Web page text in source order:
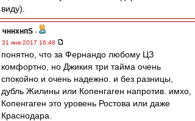
виду).
чннхнпS -
31 янв 2017 16:48
понятно, что за Фернандо любому ЦЗ
комфортно, но Джикия три тайма очень
спокойно и очень надежно. и без разницы,
дубль Жилины или Копенгаген напротив. имхо,
Копенгаген это уровень Ростова или даже
Краснодара.